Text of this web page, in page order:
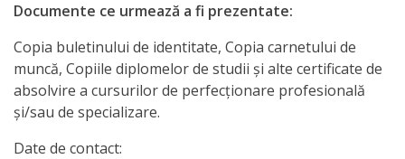
Documente ce urmează a fi prezentate:
Copia buletinului de identitate, Copia carnetului de
muncă, Copiile diplomelor de studii şi alte certificate de
absolvire a cursurilor de perfecţionare profesională
şi/sau de specializare.
Date de contact: